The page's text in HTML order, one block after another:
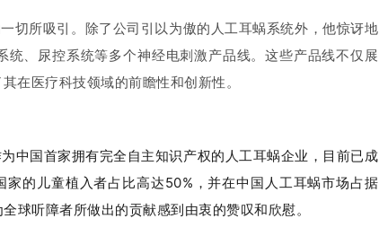
切所吸引。除了公司引以为傲的人工耳蜗系统外，他惊讶地
、尿控系统等多个神经电刺激产品线。这些产品线不仅展
在医疗科技领域的前瞻性和创新性。
中国首家拥有完全自主知识产权的人工耳蜗企业，目前已成
的儿童植入者占比高达50%，并在中国人工耳蜗市场占据
球听障者所做出的贡献感到由衷的赞叹和欣慰。